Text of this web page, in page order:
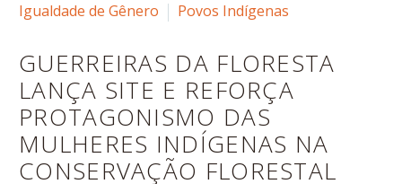
Igualdade de Gênero Povos Indígenas
GUERREIRAS DA FLORESTA
LANÇA SITE E REFORÇA
PROTAGONISMO DAS
MULHERES INDÍGENAS NA
CONSERVAÇÃO FLORESTAL